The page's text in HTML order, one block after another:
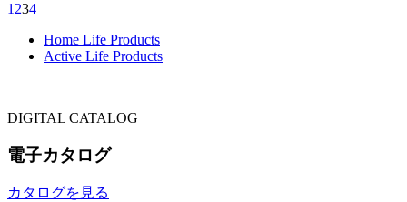
1 234
Home Life Products
Active Life Products
DIGITAL CATALOG
電子カタログ
カタログを見る